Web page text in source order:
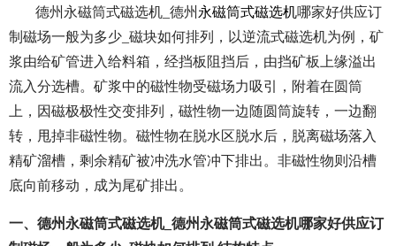
德州永磁筒式磁选机_德州 永磁筒式磁选机哪家好供应订
制磁场一般为多少_磁块如何排列，以逆流式磁选机为例，矿
浆由给矿管进入给料箱，经挡板阻挡后，由挡矿板上缘溢出
流入分选槽。矿浆中的磁性物受磁场力吸引，附着在圆筒
上，因磁极极性交变排列，磁性物一边随圆筒旋转，一边翻
转，甩掉非磁性物。磁性物在脱水区脱水后，脱离磁场落入
精矿溜槽，剩余精矿被冲洗水管冲下排出。非磁性物则沿槽
底向前移动，成为尾矿排出。
一、德州永磁筒式磁选机_德州永磁筒式磁选机哪家好供应订